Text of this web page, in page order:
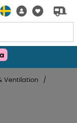
Ventilation